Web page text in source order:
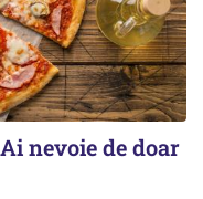
nevoie de doar